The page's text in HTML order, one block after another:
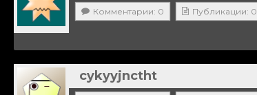
Комментарии: 0 Публикации: 0
cykyyjnctht